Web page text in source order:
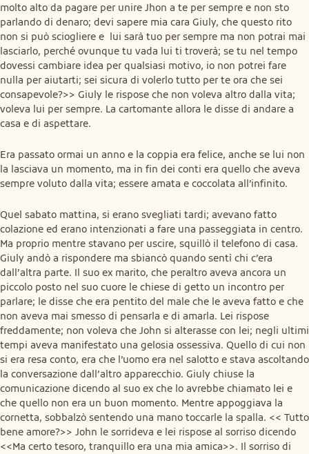
molto alto da pagare per unire Jhon a te per sempre e non sto
parlando di denaro; devi sapere mia cara Giuly, che questo rito
non si può sciogliere e  lui sarà tuo per sempre ma non potrai mai
lasciarlo, perché ovunque tu vada lui ti troverà; se tu nel tempo
dovessi cambiare idea per qualsiasi motivo, io non potrei fare
nulla per aiutarti; sei sicura di volerlo tutto per te ora che sei
consapevole?>> Giuly le rispose che non voleva altro dalla vita;
voleva lui per sempre. La cartomante allora le disse di andare a
casa e di aspettare.
Era passato ormai un anno e la coppia era felice, anche se lui non
la lasciava un momento, ma in fin dei conti era quello che aveva
sempre voluto dalla vita; essere amata e coccolata all’infinito.
Quel sabato mattina, si erano svegliati tardi; avevano fatto
colazione ed erano intenzionati a fare una passeggiata in centro.
Ma proprio mentre stavano per uscire, squillò il telefono di casa.
Giuly andò a rispondere ma sbiancò quando sentì chi c’era
dall’altra parte. Il suo ex marito, che peraltro aveva ancora un
piccolo posto nel suo cuore le chiese di getto un incontro per
parlare; le disse che era pentito del male che le aveva fatto e che
non aveva mai smesso di pensarla e di amarla. Lei rispose
freddamente; non voleva che John si alterasse con lei; negli ultimi
tempi aveva manifestato una gelosia ossessiva. Quello di cui non
si era resa conto, era che l’uomo era nel salotto e stava ascoltando
la conversazione dall’altro apparecchio. Giuly chiuse la
comunicazione dicendo al suo ex che lo avrebbe chiamato lei e
che quello non era un buon momento. Mentre appoggiava la
cornetta, sobbalzò sentendo una mano toccarle la spalla. << Tutto
bene amore?>> John le sorrideva e lei rispose al sorriso dicendo
<<Ma certo tesoro, tranquillo era una mia amica>>. Il sorriso di